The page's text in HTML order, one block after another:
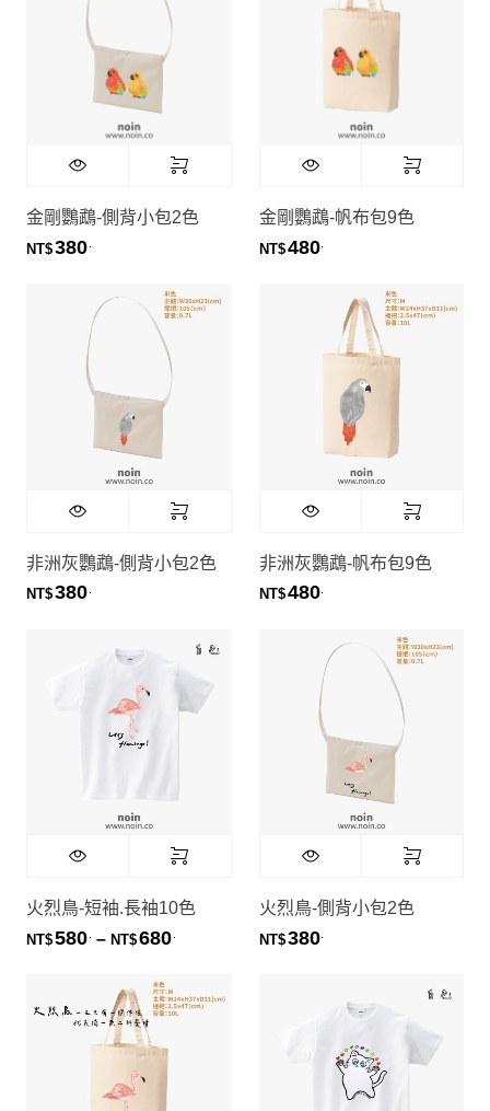
金剛鸚鵡-側背小包2色
NT$380
金剛鸚鵡-帆布包9色
NT$480
非洲灰鸚鵡-側背小包2色
NT$380
非洲灰鸚鵡-帆布包9色
NT$480
火烈鳥-短袖.長袖10色
NT$580 – NT$680價格範圍：NT$580. 到 NT$680.
火烈鳥-側背小包2色
NT$380